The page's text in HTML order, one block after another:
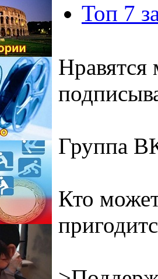
Топ 7
Группа
Кто